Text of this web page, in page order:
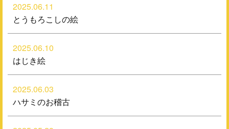
2025.06.11
とうもろこしの絵
2025.06.10
はじき絵
2025.06.03
ハサミのお稽古